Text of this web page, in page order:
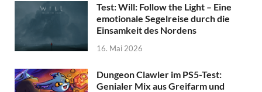
Test: Will: Follow the Light – Eine
emotionale Segelreise durch die
Einsamkeit des Nordens
16. Mai 2026
Dungeon Clawler im PS5-Test:
Genialer Mix aus Greifarm und